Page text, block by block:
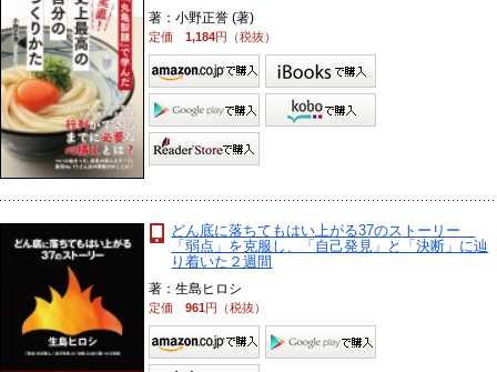
著：小野正誉 (著)
定価1,184円（税抜）
どん底に落ちてもはい上がる37のストーリー
「弱点」を克服し、「自己発見」と「決断」に辿
り着いた２週間
著：生島ヒロシ
定価961円（税抜）